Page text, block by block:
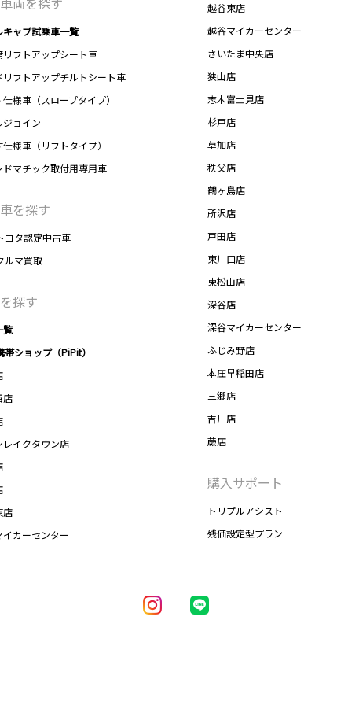
キャブ試乗車一覧
リフトアップシート車
リフトアップチルトシート車
様車（スロープタイプ）
ジョイン
様車（リフトタイプ）
ドマチック取付用専用車
を探す
ヨタ認定中古車
ルマ買取
探す
覧
帯ショップ（PiPit）
店
レイクタウン店
店
イカーセンター
越谷東店
越谷マイカーセンター
さいたま中央店
狭山店
志木富士見店
杉戸店
草加店
秩父店
鶴ヶ島店
所沢店
戸田店
東川口店
東松山店
深谷店
深谷マイカーセンター
ふじみ野店
本庄早稲田店
三郷店
吉川店
蕨店
購入サポート
トリプルアシスト
残価設定型プラン